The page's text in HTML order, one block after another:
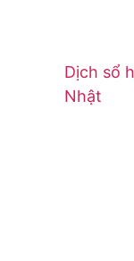
Dịch sổ
Nhật